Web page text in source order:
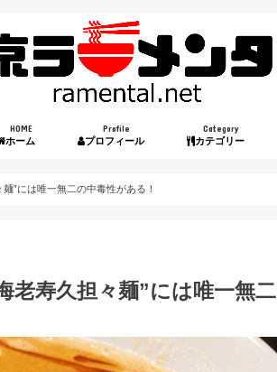
HOME
ホーム
Profile
プロフィール
Category
カテゴリー
”には唯一無二の中毒性がある！
老寿久担々麺”には唯一無二